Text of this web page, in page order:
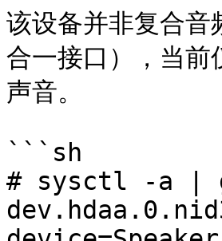
该设备并非复合
合一接口），当前
声音。
```sh
# sysctl -a |